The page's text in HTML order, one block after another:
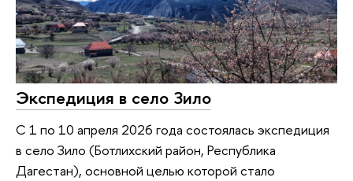
Экспедиция в село Зило
С 1 по 10 апреля 2026 года состоялась экспедиция
в село Зило (Ботлихский район, Республика
Дагестан), основной целью которой стало